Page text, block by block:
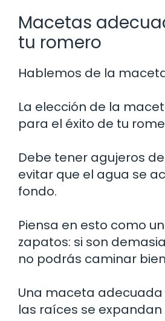
Macetas
tu romero
Hablemos de la
La elección de la
para el éxito de tu
Debe tener agujeros
evitar que el agua se
fondo.
Piensa en esto como
zapatos: si son
no podrás caminar
Una maceta
las raíces se